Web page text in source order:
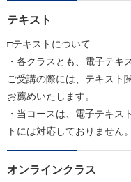
テキスト
□テキストについて
・各クラスとも、電子テキ
ご受講の際には、テキスト
お薦めいたします。
・当コースは、電子テキス
トには対応しておりません。
オンラインクラス